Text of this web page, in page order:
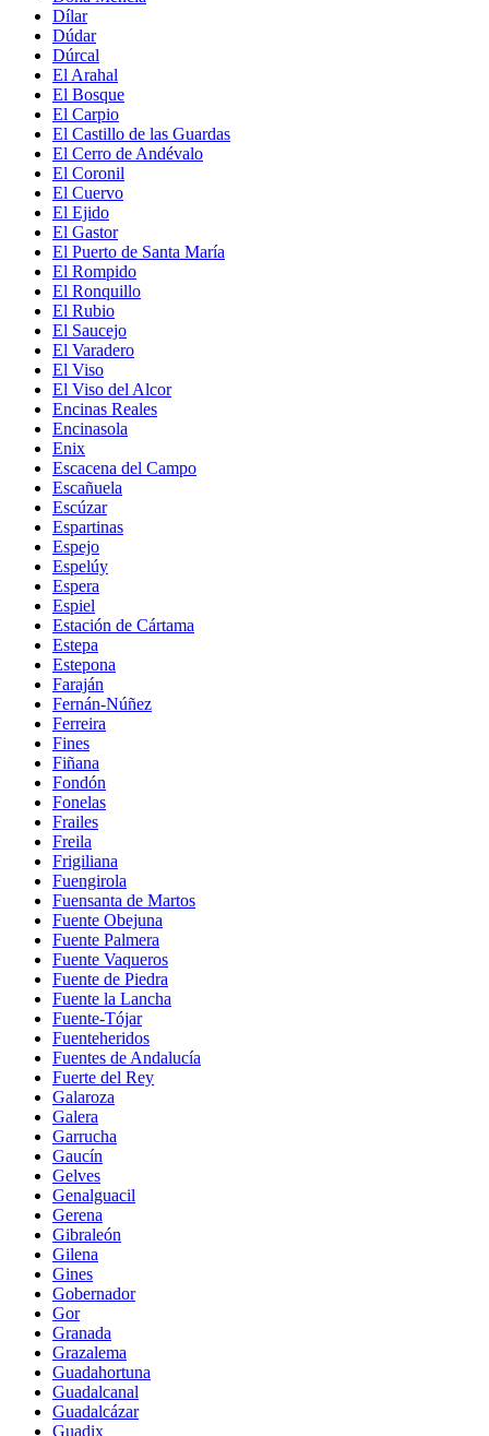
Dílar
Dúdar
Dúrcal
El Arahal
El Bosque
El Carpio
El Castillo de las Guardas
El Cerro de Andévalo
El Coronil
El Cuervo
El Ejido
El Gastor
El Puerto de Santa María
El Rompido
El Ronquillo
El Rubio
El Saucejo
El Varadero
El Viso
El Viso del Alcor
Encinas Reales
Encinasola
Enix
Escacena del Campo
Escañuela
Escúzar
Espartinas
Espejo
Espelúy
Espera
Espiel
Estación de Cártama
Estepa
Estepona
Faraján
Fernán-Núñez
Ferreira
Fines
Fiñana
Fondón
Fonelas
Frailes
Freila
Frigiliana
Fuengirola
Fuensanta de Martos
Fuente Obejuna
Fuente Palmera
Fuente Vaqueros
Fuente de Piedra
Fuente la Lancha
Fuente-Tójar
Fuenteheridos
Fuentes de Andalucía
Fuerte del Rey
Galaroza
Galera
Garrucha
Gaucín
Gelves
Genalguacil
Gerena
Gibraleón
Gilena
Gines
Gobernador
Gor
Granada
Grazalema
Guadahortuna
Guadalcanal
Guadalcázar
Guadix